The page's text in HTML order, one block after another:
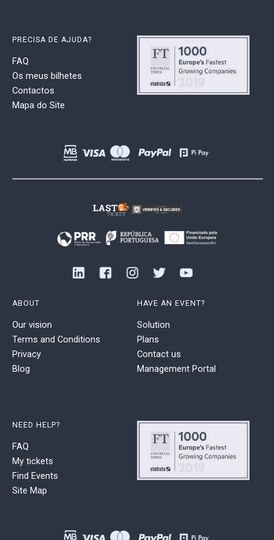
PRECISA DE AJUDA?
FAQ
Os meus bilhetes
Contactos
Mapa do Site
ABOUT
Our vision
Terms and Conditions
Privacy
Blog
HAVE AN EVENT?
Solution
Plans
Contact us
Management Portal
NEED HELP?
FAQ
My tickets
Find Events
Site Map